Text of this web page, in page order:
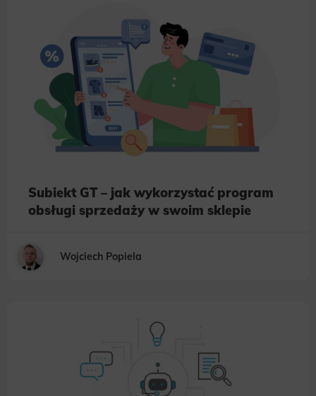
Subiekt GT – jak wykorzystać program
obsługi sprzedaży w swoim sklepie
Wojciech Popiela